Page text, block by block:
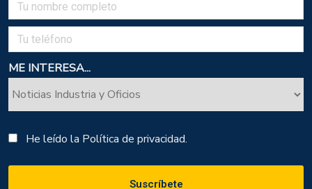
ME INTERESA...
He leído la Política de privacidad.